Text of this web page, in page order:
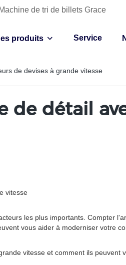
de tri de billets Grace
produits Service
de devises à grande vitesse
de détail
vitesse
les plus importants. Compter
vous aider à moderniser votre
vitesse et comment ils peuvent